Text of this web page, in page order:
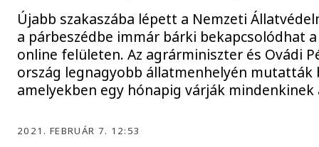
Újabb szakaszába lépett a Nemzeti
a párbeszédbe immár bárki bekapcsolódhat
online felületen. Az agrárminiszter és Ovádi
ország legnagyobb állatmenhelyén mutatták
amelyekben egy hónapig várják mindenkinek
2021. FEBRUÁR 7. 12:53